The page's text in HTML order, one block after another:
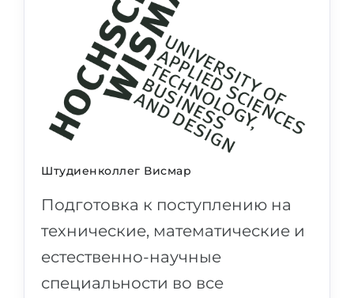
Штудиенколлег Висмар
Подготовка к поступлению на
технические, математические и
естественно-научные
специальности во все